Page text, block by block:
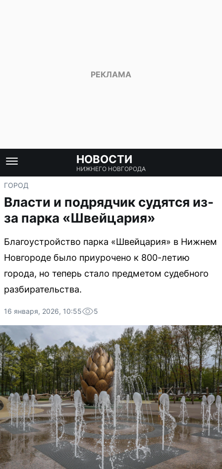
НОВОСТИ
НИЖНЕГО НОВГОРОДА
ГОРОД
Власти и подрядчик судятся из-
за парка «Швейцария»
Благоустройство парка «Швейцария» в Нижнем
Новгороде было приурочено к 800-летию
города, но теперь стало предметом судебного
разбирательства.
16 января, 2026, 10:55 5